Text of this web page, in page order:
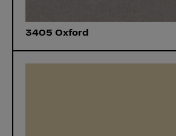
3405 Oxford